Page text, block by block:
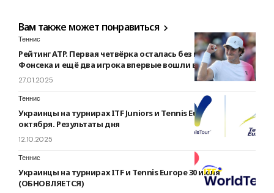
Вам также может понравиться
Теннис
Рейтинг ATP. Первая четвёрка осталась без изменений,
Фонсека и ещё два игрока впервые вошли в топ-100
27.01.2025
Теннис
Украинцы на турнирах ITF Juniors и Tennis Europe 11
октября. Результаты дня
12.10.2025
Теннис
Украинцы на турнирах ITF и Tennis Europe 30 июля
(ОБНОВЛЯЕТСЯ)